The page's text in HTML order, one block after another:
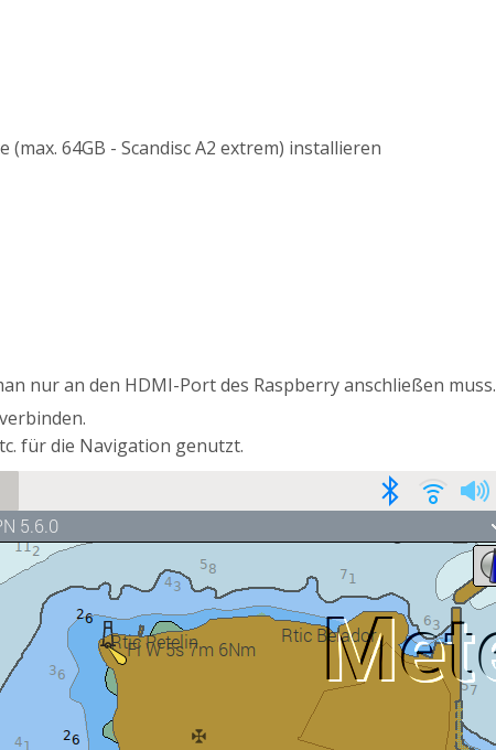
64GB - Scandisc A2 extrem) installieren
nur an den HDMI-Port des Raspberry anschließen muss.
für die Navigation genutzt.